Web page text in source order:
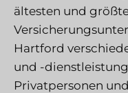
ältesten und
Hartford
und -
Privatpersonen